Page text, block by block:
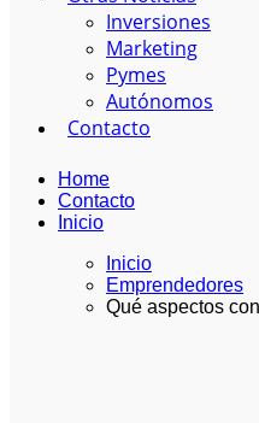
Inversiones
Marketing
Pymes
Autónomos
Contacto
Home
Contacto
Inicio
Inicio
Emprendedores
Qué aspectos